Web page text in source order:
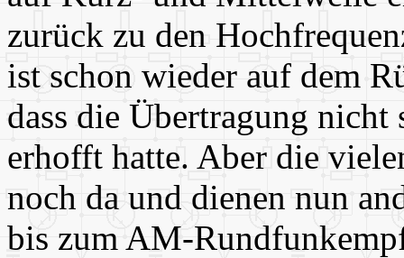
zurück zu den
ist schon wieder auf dem
dass die Übertragung
erhofft hatte. Aber die
noch da und dienen nun
bis zum AM-